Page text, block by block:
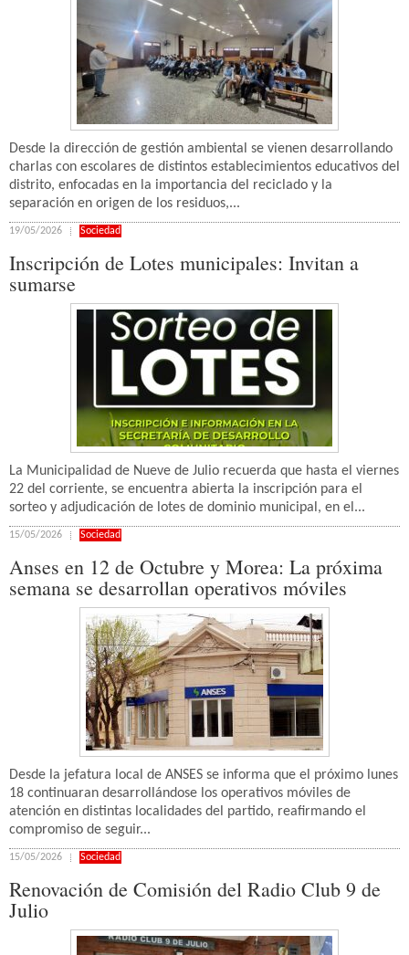
Desde la dirección de gestión ambiental se vienen desarrollando
charlas con escolares de distintos establecimientos educativos del
distrito, enfocadas en la importancia del reciclado y la
separación en origen de los residuos,...
19/05/2026 Sociedad
Inscripción de Lotes municipales: Invitan a
sumarse
La Municipalidad de Nueve de Julio recuerda que hasta el viernes
22 del corriente, se encuentra abierta la inscripción para el
sorteo y adjudicación de lotes de dominio municipal, en el...
15/05/2026 Sociedad
Anses en 12 de Octubre y Morea: La próxima
semana se desarrollan operativos móviles
Desde la jefatura local de ANSES se informa que el próximo lunes
18 continuaran desarrollándose los operativos móviles de
atención en distintas localidades del partido, reafirmando el
compromiso de seguir...
15/05/2026 Sociedad
Renovación de Comisión del Radio Club 9 de
Julio